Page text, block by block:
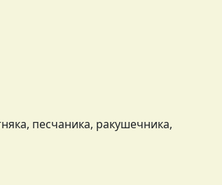
песчаника, ракушечника,